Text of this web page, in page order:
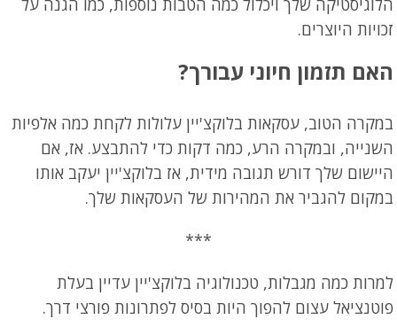
הלוגיסטיקה שלך ויכלול כמה הטבות נוספות, כמו הגנה על
זכויות היוצרים.
האם תזמון חיוני עבורך?
במקרה הטוב, עסקאות בלוקצ'יין עלולות לקחת כמה אלפיות
השנייה, ובמקרה הרע, כמה דקות כדי להתבצע. אז, אם
היישום שלך דורש תגובה מידית, אז בלוקצ'יין יעקב אותו
במקום להגביר את המהירות של העסקאות שלך.
***
למרות כמה מגבלות, טכנולוגיה בלוקצ'יין עדיין בעלת
פוטנציאל עצום להפוך היות בסיס לפתרונות פורצי דרך.